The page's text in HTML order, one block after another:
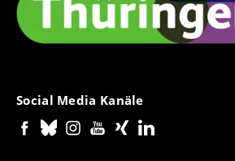
Social Media Kanäle